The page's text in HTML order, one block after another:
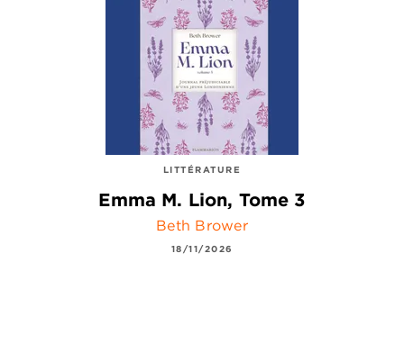
LITTÉRATURE
Emma M. Lion, Tome 3
Beth Brower
18/11/2026